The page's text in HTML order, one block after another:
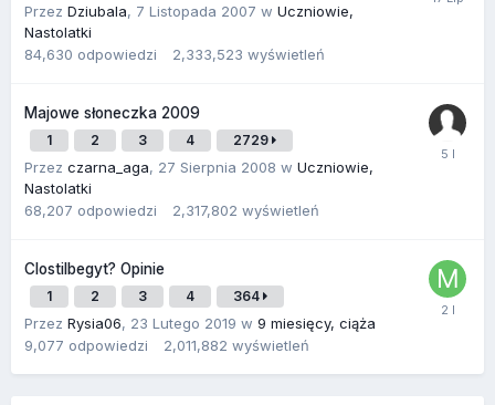
Przez Dziubala, 7 Listopada 2007 w Uczniowie,
Nastolatki
84,630 odpowiedzi 2,333,523 wyświetleń
Majowe słoneczka 2009
1 2 3 4 2729
Przez czarna_aga, 27 Sierpnia 2008 w Uczniowie,
Nastolatki
68,207 odpowiedzi 2,317,802 wyświetleń
Clostilbegyt? Opinie
1 2 3 4 364
Przez Rysia06, 23 Lutego 2019 w 9 miesięcy, ciąża
9,077 odpowiedzi 2,011,882 wyświetleń